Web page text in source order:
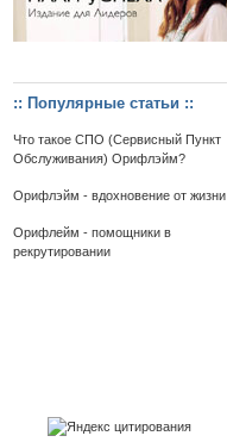
:: Популярные статьи ::
Что такое СПО (Сервисный Пункт
Обслуживания) Орифлэйм?
Орифлэйм - вдохновение от жизни
Орифлейм - помощники в
рекрутировании